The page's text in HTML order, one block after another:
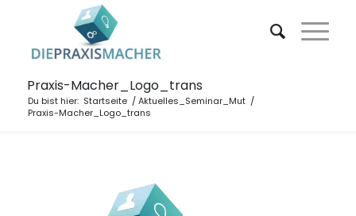
Praxis-Macher_Logo_trans
Du bist hier: Startseite / Aktuelles_Seminar_Mut /
Praxis-Macher_Logo_trans